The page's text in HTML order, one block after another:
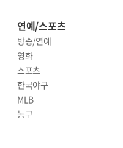
연예/스포츠
방송/연예
영화
스포츠
한국야구